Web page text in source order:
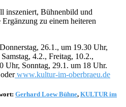
inszeniert, Bühnenbild und
zu einem heiteren
26.1., um 19.30 Uhr,
4.2., Freitag, 10.2.,
Uhr, Sonntag, 29.1. um 18 Uhr.
www.kultur-im-oberbraeu.de
Gerhard Loew Bühne, KULTUR im